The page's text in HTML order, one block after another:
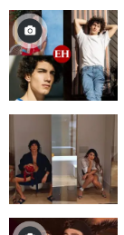
1
minute,
56
seconds